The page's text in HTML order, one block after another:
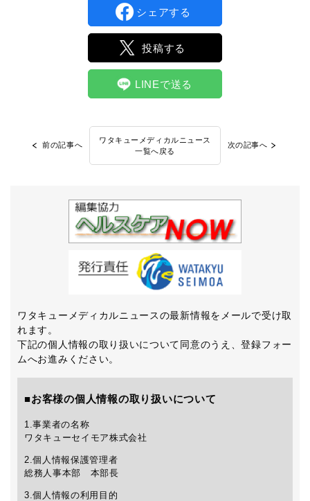
シェアする
投稿する
LINEで送る
前の記事へ
ワタキューメディカルニュース
一覧へ戻る
次の記事へ
ワタキューメディカルニュースの最新情報をメールで受け取
れます。
下記の個人情報の取り扱いについて同意のうえ、登録フォー
ムへお進みください。
■お客様の個人情報の取り扱いについて
1.事業者の名称
ワタキューセイモア株式会社
2.個人情報保護管理者
総務人事本部 本部長
3.個人情報の利用目的